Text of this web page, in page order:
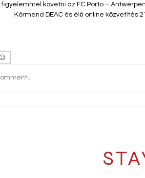
követni az FC Porto –
Körmend DEAC és élő online közvetítés